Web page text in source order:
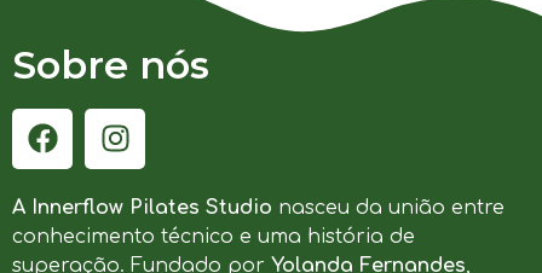
Sobre nós
A Innerflow Pilates Studio nasceu da união entre
conhecimento técnico e uma história de
superação. Fundado por Yolanda Fernandes,